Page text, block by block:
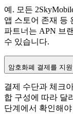
예. 모든
앱 스토어 존재 등
파트너는 APN 브
수 있습니다.
암호화폐 결제를 지
결제 수단과 체크
합 구성에 따라 달
단계에서 확인해